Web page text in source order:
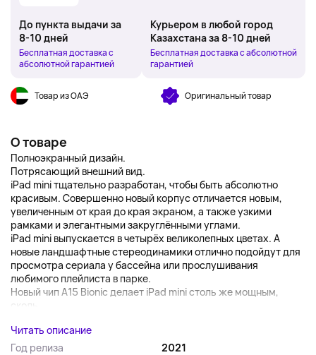
До пункта выдачи за
8-10 дней
Бесплатная доставка с
абсолютной гарантией
Курьером в любой город
Казахстана за 8-10 дней
Бесплатная доставка с абсолютной
гарантией
Товар из ОАЭ Оригинальный товар
О товаре
Полноэкранный дизайн.
Потрясающий внешний вид.
iPad mini тщательно разработан, чтобы быть абсолютно
красивым. Совершенно новый корпус отличается новым,
увеличенным от края до края экраном, а также узкими
рамками и элегантными закруглёнными углами.
iPad mini выпускается в четырёх великолепных цветах. А
новые ландшафтные стереодинамики отлично подойдут для
просмотра сериала у бассейна или прослушивания
любимого плейлиста в парке.
Новый чип A15 Bionic делает iPad mini столь же мощным,
сколь...
Читать описание
Год релиза
2021